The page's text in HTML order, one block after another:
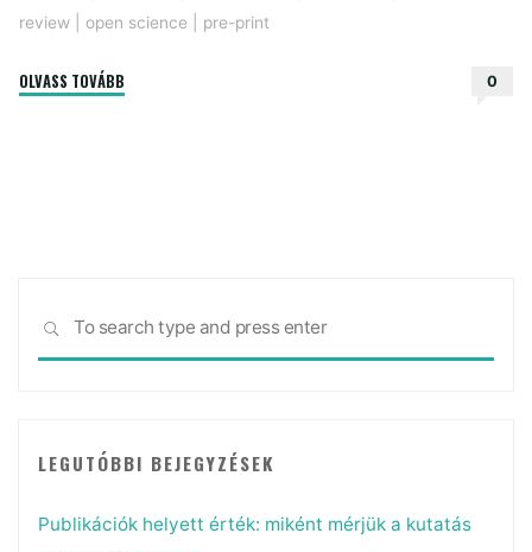
review open science pre-print
OLVASS TOVÁBB
vélekednek
0
SEARCH
LEGUTÓBBI BEJEGYZÉSEK
Publikációk helyett érték: miként mérjük a kutatás